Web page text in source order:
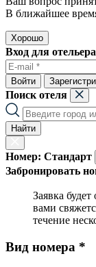
В ближайшее
Хорошо
Вход для отельера
Войти
Поиск отеля
Найти
Номер: Стандарт
Забронировать
Заявка
вами
течение
Вид номера *